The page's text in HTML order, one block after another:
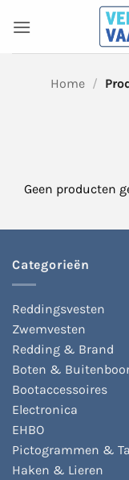
naar
inhoud
Home /
Geen producten
Categorieën
Reddingsvesten
Zwemvesten
Redding & Brand
Boten &
Bootaccessoires
Electronica
EHBO
Pictogrammen &
Haken & Lieren